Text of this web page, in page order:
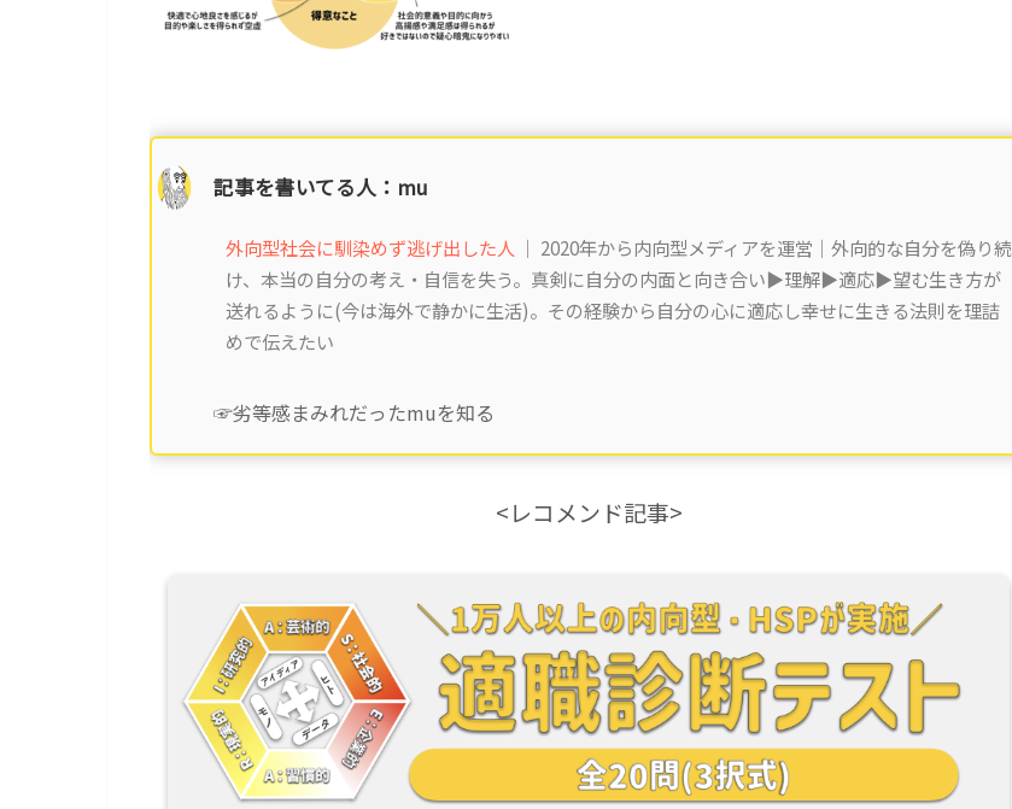
記事を書いてる人：mu
外向型社会に馴染めず逃げ出した人 ｜ 2020年から内向型メディアを運営｜外向的な自分を偽り続
け、本当の自分の考え・自信を失う。真剣に自分の内面と向き合い▶︎理解▶︎適応▶︎望む生き方が
送れるように(今は海外で静かに生活)。その経験から自分の心に適応し幸せに生きる法則を理詰
めで伝えたい
☞劣等感まみれだったmuを知る
<レコメンド記事>